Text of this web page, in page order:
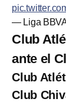
— Liga
Club
ante el
Club
Club